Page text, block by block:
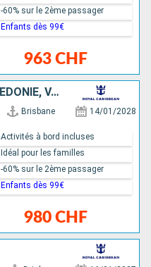
963 CHF
-60% sur le 2ème passager
Enfants dès 99€
AUSTRALIE, NOUVELLE-CALÉDONIE, VANUATU
Brisbane 14/01/2028
980 CHF
Activités à bord incluses
Idéal pour les familles
-60% sur le 2ème passager
Enfants dès 99€